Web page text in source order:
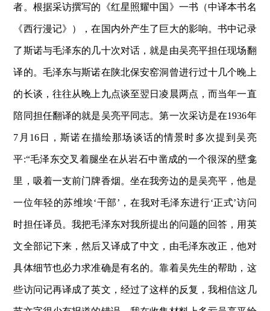
者。根据采访撰写的《红星照耀中国》一书（中译本书名
《西行漫记》），在国内外产生了巨大的影响。书中记录
了斯诺与毛泽东的几十次对话，就是由吴亮平担任现场翻
译的。毛泽东与斯诺在陕北保安窑洞曾进行过十几个晚上
的长谈，往往从晚上九点谈至翌日凌晨两点，而当年一直
陪同担任翻译的就是吴亮平同志。第一次采访是在1936年
7月16日，斯诺在描绘那场谈话的情景时多次提到吴亮
平:“毛泽东交叉着腿坐在从岩石中凿成的一个很深的壁龛
里，吸着一支前门牌香烟。坐在我旁边的是吴亮平，他是
一位年轻的苏维埃‘干部’，在我对毛泽东进行‘正式’访问
时担任译员。我把毛泽东对我所提出的问题的回答，用英
文全部记下来，然后又译成了中文，由毛泽东改正，他对
具体细节也必力求准确是有名的。靠着吴先生的帮助，这
些访问记再译成了英文，经过了这样的反复，我相信这几